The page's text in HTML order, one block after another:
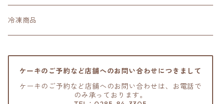
冷凍商品
ケーキのご予約など店舗へのお問い合わせにつきまして
ケーキのご予約など店舗へのお問い合わせは、お電話で
のみ承っております。